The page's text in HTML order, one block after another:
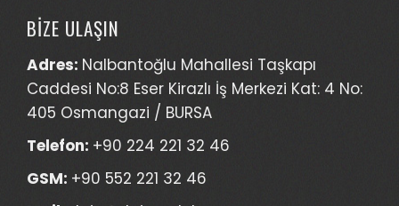
BİZE ULAŞIN
Adres: Nalbantoğlu Mahallesi Taşkapı
Caddesi No:8 Eser Kirazlı İş Merkezi Kat: 4 No:
405 Osmangazi / BURSA
Telefon: +90 224 221 32 46
GSM: +90 552 221 32 46